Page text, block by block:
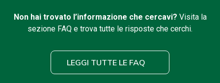
Non hai trovato l’informazione che cercavi? Visita la
sezione FAQ e trova tutte le risposte che cerchi.
LEGGI TUTTE LE FAQ